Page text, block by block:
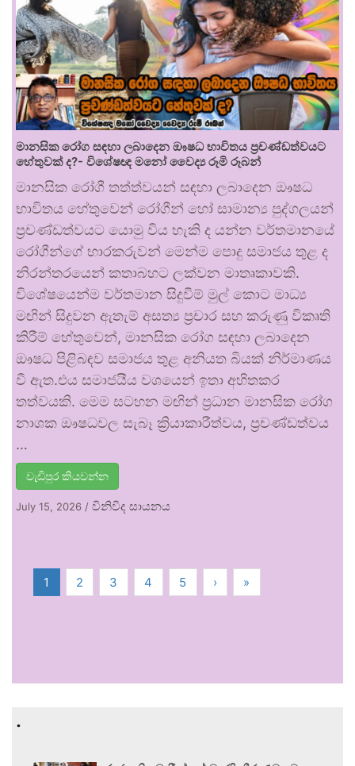
මානසික රෝග සඳහා ලබාදෙන ඖෂධ භාවිතය ප්‍රචණ්ඩත්වයට
හේතුවක් ද?- විශේෂඥ මනෝ වෛද්‍ය රූමි රූබන්
මානසික රෝගී තත්ත්වයන් සඳහා ලබාදෙන ඖෂධ
භාවිතය හේතුවෙන් රෝගීන් හෝ සාමාන්‍ය පුද්ගලයන්
ප්‍රචණ්ඩත්වයට යොමු විය හැකි ද යන්න වර්තමානයේ
රෝගීන්ගේ භාරකරුවන් මෙන්ම පොදු සමාජය තුළ ද
නිරන්තරයෙන් කතාබහට ලක්වන මාතෘකාවකි.
විශේෂයෙන්ම වර්තමාන සිදුවීම් මුල් කොට මාධ්‍ය
මඟින් සිදුවන ඇතැම් අසත්‍ය ප්‍රචාර සහ කරුණු විකෘති
කිරීම් හේතුවෙන්, මානසික රෝග සඳහා ලබාදෙන
ඖෂධ පිළිබඳව සමාජය තුළ අනියත බියක් නිර්මාණය
වී ඇත.එය සමාජයීය වශයෙන් ඉතා අහිතකර
තත්වයකි. මෙම සටහන මඟින් ප්‍රධාන මානසික රෝග
නාශක ඖෂධවල සැබෑ ක්‍රියාකාරීත්වය, ප්‍රචණ්ඩත්වය
…
වැඩිපුර කියවන්න
July 15, 2026 / විනිවිද සායනය
1 2 3 4 5 › »
.